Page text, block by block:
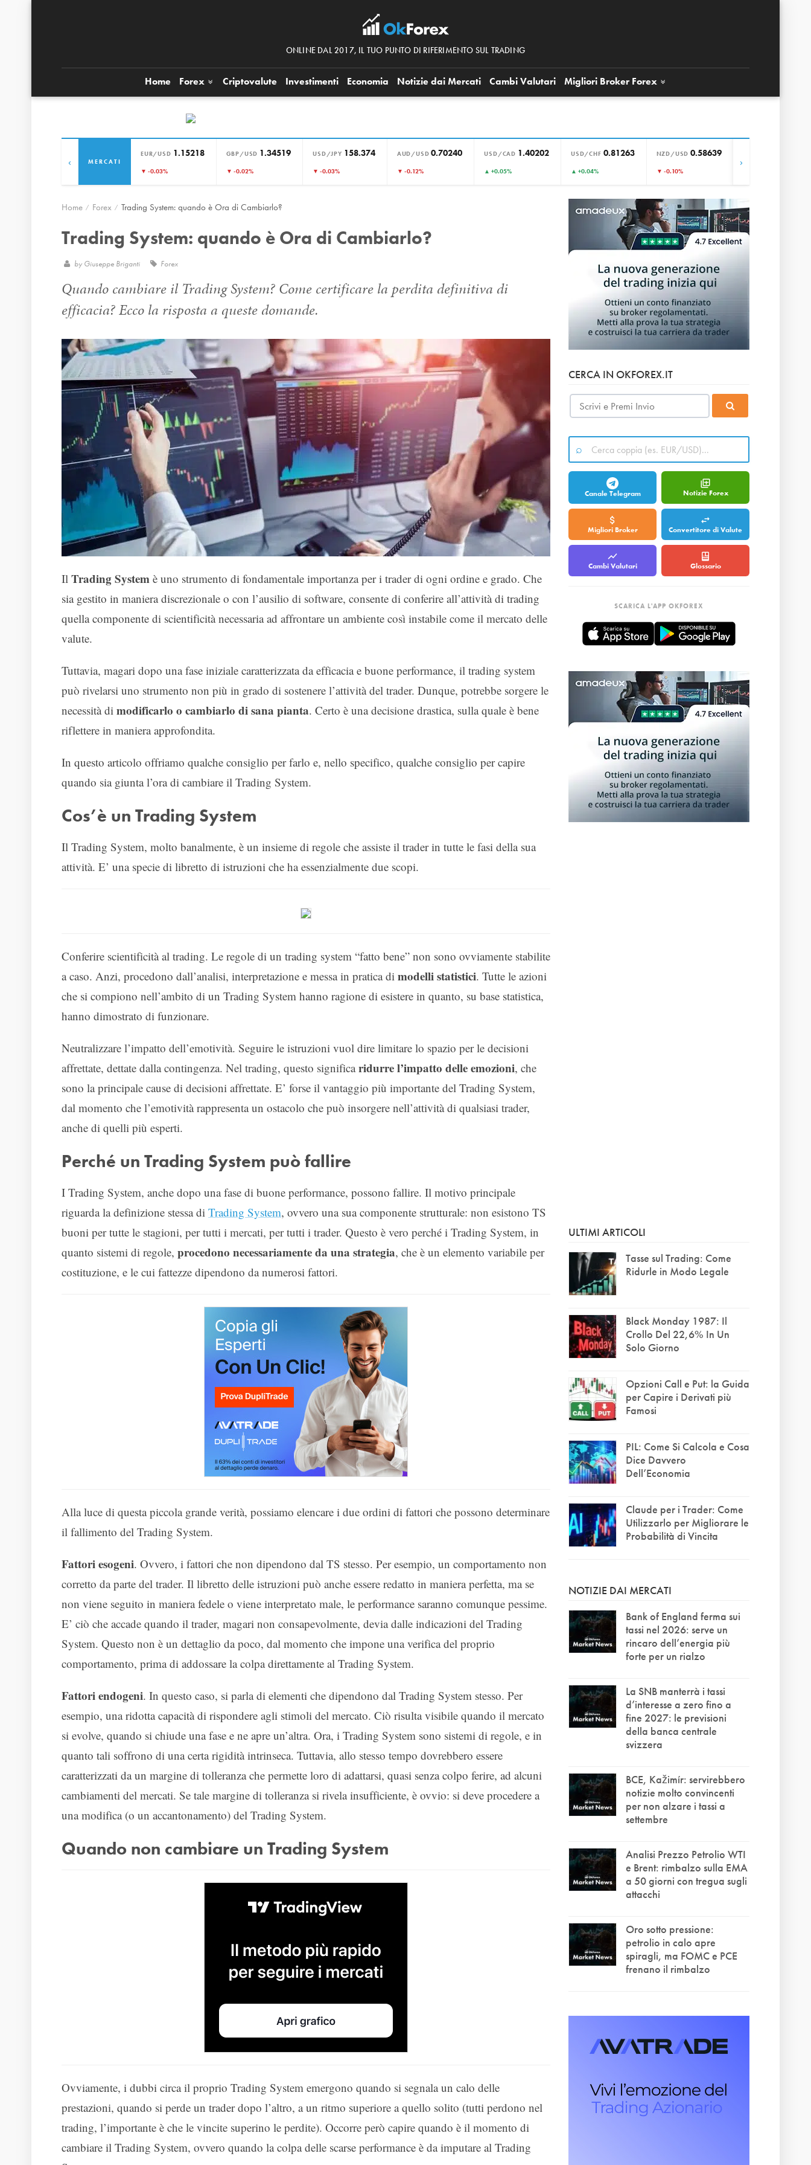
ONLINE DAL 2017, IL TUO PUNTO DI RIFERIMENTO SUL TRADING
Home Forex Criptovalute Investimenti Economia Notizie dai Mercati Cambi Valutari Migliori Broker Forex
MERCATI
EUR/USD 1.15218
▼ -0.03%
GBP/USD 1.34519
▼ -0.02%
USD/JPY 158.374
▼ -0.03%
AUD/USD 0.70240
▼ -0.12%
USD/CAD 1.40202
▲ +0.05%
USD/CHF 0.81263
▲ +0.04%
NZD/USD 0.58639
▼ -0.10%
‹ ›
Home Forex Trading System: quando è Ora di Cambiarlo?
Trading System: quando è Ora di Cambiarlo?
by Giuseppe Briganti Forex
Quando cambiare il Trading System? Come certificare la perdita definitiva di
efficacia? Ecco la risposta a queste domande.
Il Trading System è uno strumento di fondamentale importanza per i trader di ogni ordine e grado. Che
sia gestito in maniera discrezionale o con l’ausilio di software, consente di conferire all’attività di trading
quella componente di scientificità necessaria ad affrontare un ambiente così instabile come il mercato delle
valute.
Tuttavia, magari dopo una fase iniziale caratterizzata da efficacia e buone performance, il trading system
può rivelarsi uno strumento non più in grado di sostenere l’attività del trader. Dunque, potrebbe sorgere le
necessità di modificarlo o cambiarlo di sana pianta. Certo è una decisione drastica, sulla quale è bene
riflettere in maniera approfondita.
In questo articolo offriamo qualche consiglio per farlo e, nello specifico, qualche consiglio per capire
quando sia giunta l’ora di cambiare il Trading System.
Cos’è un Trading System
Il Trading System, molto banalmente, è un insieme di regole che assiste il trader in tutte le fasi della sua
attività. E’ una specie di libretto di istruzioni che ha essenzialmente due scopi.
Conferire scientificità al trading. Le regole di un trading system “fatto bene” non sono ovviamente stabilite
a caso. Anzi, procedono dall’analisi, interpretazione e messa in pratica di modelli statistici. Tutte le azioni
che si compiono nell’ambito di un Trading System hanno ragione di esistere in quanto, su base statistica,
hanno dimostrato di funzionare.
Neutralizzare l’impatto dell’emotività. Seguire le istruzioni vuol dire limitare lo spazio per le decisioni
affrettate, dettate dalla contingenza. Nel trading, questo significaridurre l’impatto delle emozioni, che
sono la principale cause di decisioni affrettate. E’ forse il vantaggio più importante del Trading System,
dal momento che l’emotività rappresenta un ostacolo che può insorgere nell’attività di qualsiasi trader,
anche di quelli più esperti.
Perché un Trading System può fallire
I Trading System, anche dopo una fase di buone performance, possono fallire. Il motivo principale
riguarda la definizione stessa di Trading System, ovvero una sua componente strutturale: non esistono TS
buoni per tutte le stagioni, per tutti i mercati, per tutti i trader. Questo è vero perché i Trading System, in
quanto sistemi di regole, procedono necessariamente da una strategia, che è un elemento variabile per
costituzione, e le cui fattezze dipendono da numerosi fattori.
Alla luce di questa piccola grande verità, possiamo elencare i due ordini di fattori che possono determinare
il fallimento del Trading System.
Fattori esogeni. Ovvero, i fattori che non dipendono dal TS stesso. Per esempio, un comportamento non
corretto da parte del trader. Il libretto delle istruzioni può anche essere redatto in maniera perfetta, ma se
non viene seguito in maniera fedele o viene interpretato male, le performance saranno comunque pessime.
E’ ciò che accade quando il trader, magari non consapevolmente, devia dalle indicazioni del Trading
System. Questo non è un dettaglio da poco, dal momento che impone una verifica del proprio
comportamento, prima di addossare la colpa direttamente al Trading System.
Fattori endogeni. In questo caso, si parla di elementi che dipendono dal Trading System stesso. Per
esempio, una ridotta capacità di rispondere agli stimoli del mercato. Ciò risulta visibile quando il mercato
si evolve, quando si chiude una fase e ne apre un’altra. Ora, i Trading System sono sistemi di regole, e in
quanto tali soffrono di una certa rigidità intrinseca. Tuttavia, allo stesso tempo dovrebbero essere
caratterizzati da un margine di tolleranza che permette loro di adattarsi, quasi senza colpo ferire, ad alcuni
cambiamenti del mercati. Se tale margine di tolleranza si rivela insufficiente, è ovvio: si deve procedere a
una modifica (o un accantonamento) del Trading System.
Quando non cambiare un Trading System
Ovviamente, i dubbi circa il proprio Trading System emergono quando si segnala un calo delle
prestazioni, quando si perde un trader dopo l’altro, a un ritmo superiore a quello solito (tutti perdono nel
trading, l’importante è che le vincite superino le perdite). Occorre però capire quando è il momento di
cambiare il Trading System, ovvero quando la colpa delle scarse performance è da imputare al Trading
CERCA IN OKFOREX.IT
Canale Telegram Notizie Forex
Migliori Broker Convertitore di Valute
Cambi Valutari Glossario
SCARICA L'APP OKFOREX
ULTIMI ARTICOLI
Tasse sul Trading: Come
Ridurle in Modo Legale
Black Monday 1987: Il
Crollo Del 22,6% In Un
Solo Giorno
Opzioni Call e Put: la Guida
per Capire i Derivati più
Famosi
PIL: Come Si Calcola e Cosa
Dice Davvero
Dell’Economia
Claude per i Trader: Come
Utilizzarlo per Migliorare le
Probabilità di Vincita
NOTIZIE DAI MERCATI
Bank of England ferma sui
tassi nel 2026: serve un
rincaro dell’energia più
forte per un rialzo
La SNB manterrà i tassi
d’interesse a zero fino a
fine 2027: le previsioni
della banca centrale
svizzera
BCE, Kažimír: servirebbero
notizie molto convincenti
per non alzare i tassi a
settembre
Analisi Prezzo Petrolio WTI
e Brent: rimbalzo sulla EMA
a 50 giorni con tregua sugli
attacchi
Oro sotto pressione:
petrolio in calo apre
spiragli, ma FOMC e PCE
frenano il rimbalzo